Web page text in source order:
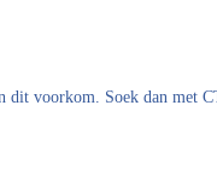
dit voorkom. Soek dan met